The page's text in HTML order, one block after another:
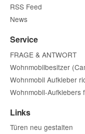
RSS Feed
News
Service
FRAGE & ANTWORT
Wohnmobilbesitzer
Wohnmobil Aufkleber
Wohnmobil-Aufklebers
Links
Türen neu gestalten